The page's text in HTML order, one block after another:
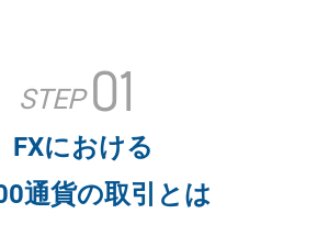
STEP 01
FXにおける
通貨の取引とは